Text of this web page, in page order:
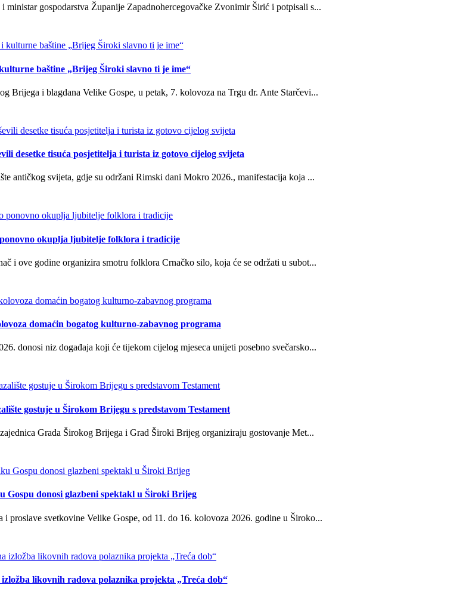
gospodarstva Županije Zapadnohercegovačke Zvonimir Širić i potpisali s...
baštine „Brijeg Široki slavno ti je ime“
Brijega i blagdana Velike Gospe, u petak, 7. kolovoza na Trgu dr. Ante Starčevi...
desetke tisuća posjetitelja i turista iz gotovo cijelog svijeta
antičkog svijeta, gdje su održani Rimski dani Mokro 2026., manifestacija koja ...
okuplja ljubitelje folklora i tradicije
i ove godine organizira smotru folklora Crnačko silo, koja će se održati u subot...
domaćin bogatog kulturno-zabavnog programa
donosi niz događaja koji će tijekom cijelog mjeseca unijeti posebno svečarsko...
gostuje u Širokom Brijegu s predstavom Testament
Grada Širokog Brijega i Grad Široki Brijeg organiziraju gostovanje Met...
Gospu donosi glazbeni spektakl u Široki Brijeg
proslave svetkovine Velike Gospe, od 11. do 16. kolovoza 2026. godine u Široko...
likovnih radova polaznika projekta „Treća dob“